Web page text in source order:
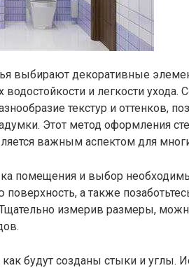
выбирают декоративные
водостойкости и легкости
текстур и оттенков,
Этот метод оформления
важным аспектом для
помещения и выбор
а также
измерив размеры,
будут созданы стыки и углы.